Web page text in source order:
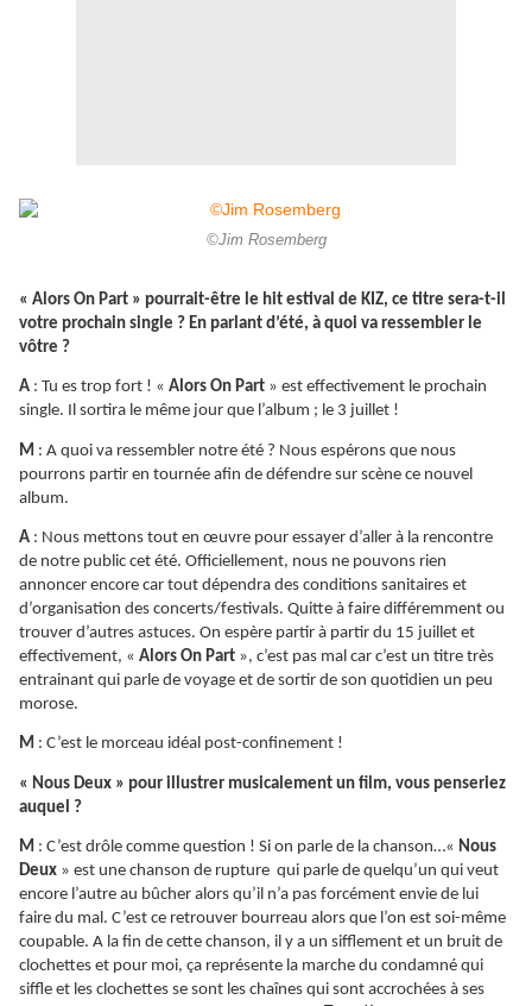
©Jim Rosemberg
« Alors On Part » pourrait-être le hit estival de KIZ, ce titre sera-t-il
votre prochain single ? En parlant d’été, à quoi va ressembler le
vôtre ?
A : Tu es trop fort ! « Alors On Part » est effectivement le prochain
single. Il sortira le même jour que l’album ; le 3 juillet !
M : A quoi va ressembler notre été ? Nous espérons que nous
pourrons partir en tournée afin de défendre sur scène ce nouvel
album.
A : Nous mettons tout en œuvre pour essayer d’aller à la rencontre
de notre public cet été. Officiellement, nous ne pouvons rien
annoncer encore car tout dépendra des conditions sanitaires et
d’organisation des concerts/festivals. Quitte à faire différemment ou
trouver d’autres astuces. On espère partir à partir du 15 juillet et
effectivement, « Alors On Part », c’est pas mal car c’est un titre très
entrainant qui parle de voyage et de sortir de son quotidien un peu
morose.
M : C’est le morceau idéal post-confinement !
« Nous Deux » pour illustrer musicalement un film, vous penseriez
auquel ?
M : C’est drôle comme question ! Si on parle de la chanson…« Nous
Deux » est une chanson de rupture qui parle de quelqu’un qui veut
encore l’autre au bûcher alors qu’il n’a pas forcément envie de lui
faire du mal. C’est ce retrouver bourreau alors que l’on est soi-même
coupable. A la fin de cette chanson, il y a un sifflement et un bruit de
clochettes et pour moi, ça représente la marche du condamné qui
siffle et les clochettes se sont les chaînes qui sont accrochées à ses